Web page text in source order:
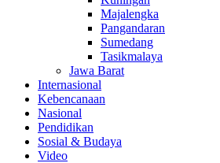
Majalengka
Pangandaran
Sumedang
Tasikmalaya
Jawa Barat
Internasional
Kebencanaan
Nasional
Pendidikan
Sosial & Budaya
Video